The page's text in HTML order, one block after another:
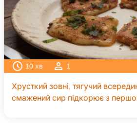
10 хв 1
Хрусткий зовні, тягучий
смажений сир підкорює з